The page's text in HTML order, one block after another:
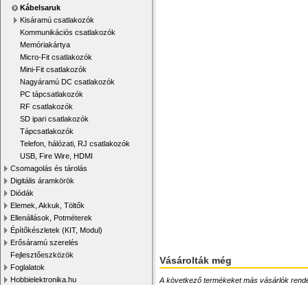
Kábelsaruk
Kisáramú csatlakozók
Kommunikációs csatlakozók
Memóriakártya
Micro-Fit csatlakozók
Mini-Fit csatlakozók
Nagyáramú DC csatlakozók
PC tápcsatlakozók
RF csatlakozók
SD ipari csatlakozók
Tápcsatlakozók
Telefon, hálózati, RJ csatlakozók
USB, Fire Wire, HDMI
Csomagolás és tárolás
Digitális áramkörök
Diódák
Elemek, Akkuk, Töltők
Ellenállások, Potméterek
Építőkészletek (KIT, Modul)
Erősáramú szerelés
Fejlesztőeszközök
Foglalatok
Hobbielektronika.hu
Vásárolták még
A következő termékeket más vásárlók